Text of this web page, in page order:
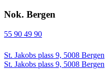
Nok. Bergen
55 90 49 90
St. Jakobs plass 9, 5008 Bergen
St. Jakobs plass 9, 5008 Bergen